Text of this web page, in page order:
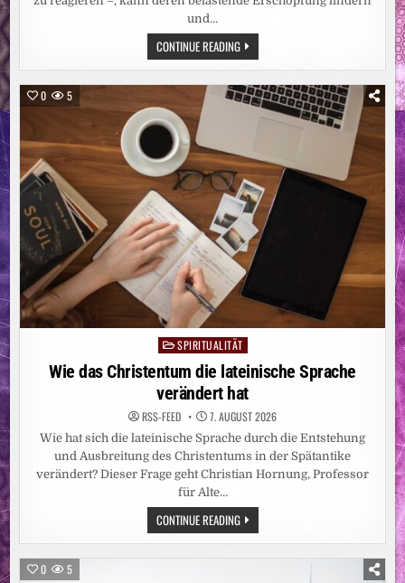
und…
CONTINUE READINGENGE
DIGITALE
BEGLEITUNG
HILFT
FRAUEN
MIT
BRUSTKREBS
0 5
Posted
in
SPIRITUALITÄT
Wie das Christentum die lateinische Sprache
verändert hat
RSS-FEED 7. AUGUST 2026
Wie hat sich die lateinische Sprache durch die Entstehung
und Ausbreitung des Christentums in der Spätantike
verändert? Dieser Frage geht Christian Hornung, Professor
für Alte…
CONTINUE READINGWIE
DAS
CHRISTENTUM
0 5